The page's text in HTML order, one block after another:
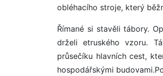
obléhacího stroje, který
Římané si stavěli tábory.
drželi etruského vzoru.
průsečíku hlavních cest,
hospodářskými